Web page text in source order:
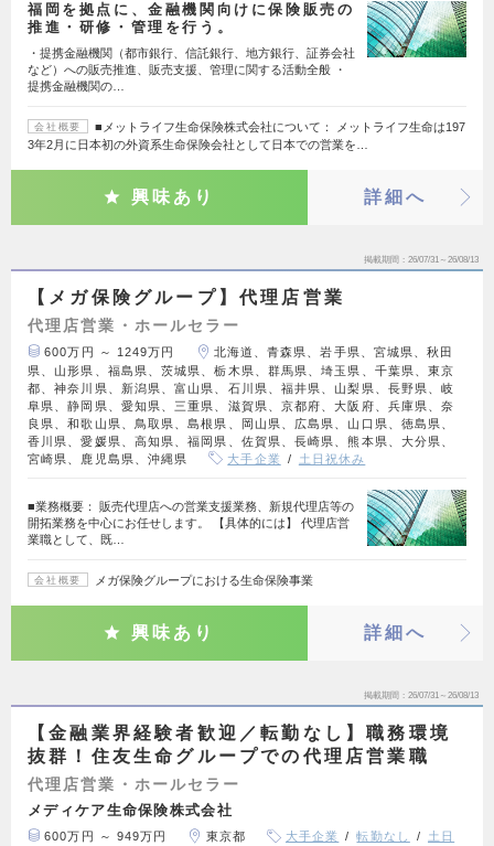
福岡を拠点に、金融機関向けに保険販売の
推進・研修・管理を行う。
・提携金融機関（都市銀行、信託銀行、地方銀行、証券会社
など）への販売推進、販売支援、管理に関する活動全般 ・
提携金融機関の…
会社概要
■メットライフ生命保険株式会社について： メットライフ生命は197
3年2月に日本初の外資系生命保険会社として日本での営業を…
興味あり 詳細へ
掲載期間 26/07/31～26/08/13
【メガ保険グループ】代理店営業
代理店営業・ホールセラー
600万円 ～ 1249万円
北海道、青森県、岩手県、宮城県、秋田
県、山形県、福島県、茨城県、栃木県、群馬県、埼玉県、千葉県、東京
都、神奈川県、新潟県、富山県、石川県、福井県、山梨県、長野県、岐
阜県、静岡県、愛知県、三重県、滋賀県、京都府、大阪府、兵庫県、奈
良県、和歌山県、鳥取県、島根県、岡山県、広島県、山口県、徳島県、
香川県、愛媛県、高知県、福岡県、佐賀県、長崎県、熊本県、大分県、
宮崎県、鹿児島県、沖縄県
大手企業 土日祝休み
■業務概要： 販売代理店への営業支援業務、新規代理店等の
開拓業務を中心にお任せします。 【具体的には】 代理店営
業職として、既…
会社概要 メガ保険グループにおける生命保険事業
興味あり 詳細へ
掲載期間 26/07/31～26/08/13
【金融業界経験者歓迎／転勤なし】職務環境
抜群！住友生命グループでの代理店営業職
代理店営業・ホールセラー
メディケア生命保険株式会社
600万円 ～ 949万円 東京都 大手企業 転勤なし
土日